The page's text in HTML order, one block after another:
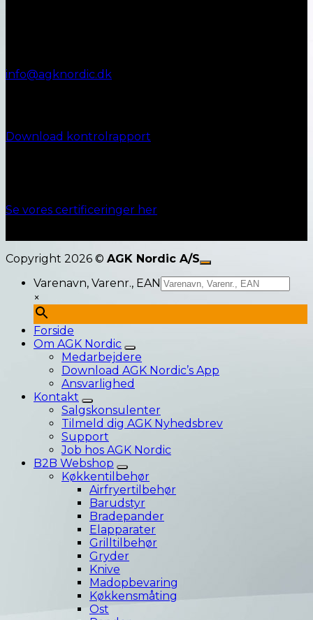
info@agknordic.dk
Download kontrolrapport
Se vores certificeringer her
Copyright 2026 © AGK Nordic A/S
Varenavn, Varenr., EAN
×
Forside
Om AGK Nordic
Medarbejdere
Download AGK Nordic’s App
Ansvarlighed
Kontakt
Salgskonsulenter
Tilmeld dig AGK Nyhedsbrev
Support
Job hos AGK Nordic
B2B Webshop
Køkkentilbehør
Airfryertilbehør
Barudstyr
Bradepander
Elapparater
Grilltilbehør
Gryder
Knive
Madopbevaring
Køkkensmåting
Ost